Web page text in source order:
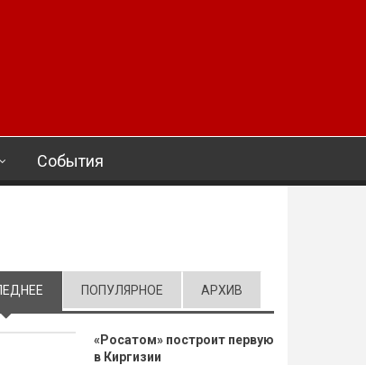
События
(АКТИВНАЯ ВКЛАДКА)
ПОПУЛЯРНОЕ АРХИВ
«Росатом» построит первую
в Киргизии